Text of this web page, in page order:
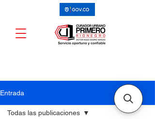
Entrada
Todas las publicaciones